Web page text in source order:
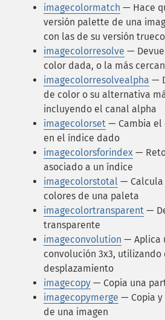
imagecolormatch — Hace
versión palette de una
con las de su versión
imagecolorresolve —
color dada, o la más
imagecolorresolvealpha —
de color o su alternativa
incluyendo el canal alpha
imagecolorset — Cambia el
en el índice dado
imagecolorsforindex —
asociado a un índice
imagecolorstotal — Calcula
colores de una paleta
imagecolortransparent —
transparente
imageconvolution — Aplica
convolución 3x3,
desplazamiento
imagecopy — Copia una
imagecopymerge — Copia y
de una imagen